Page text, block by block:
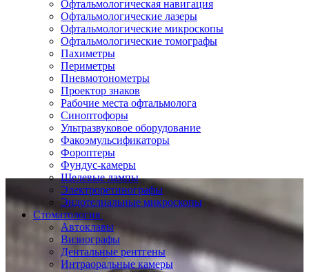
Офтальмологическая навигация
Офтальмологические лазеры
Офтальмологические микроскопы
Офтальмологические томографы
Пахиметры
Периметры
Пневмотонометры
Проектор знаков
Рабочие места офтальмолога
Синоптофоры
Ультразвуковое оборудование
Факоэмульсификаторы
Фороптеры
Фундус-камеры
Щелевые лампы
Электроретинографы
Эндотелиальные микроскопы
Стоматология
Автоклавы
Визиографы
Дентальные рентгены
Интраоральные камеры